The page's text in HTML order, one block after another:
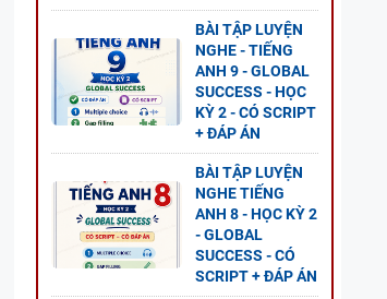
BÀI TẬP LUYỆN
NGHE - TIẾNG
ANH 9 - GLOBAL
SUCCESS - HỌC
KỲ 2 - CÓ SCRIPT
+ ĐÁP ÁN
BÀI TẬP LUYỆN
NGHE TIẾNG
ANH 8 - HỌC KỲ 2
- GLOBAL
SUCCESS - CÓ
SCRIPT + ĐÁP ÁN